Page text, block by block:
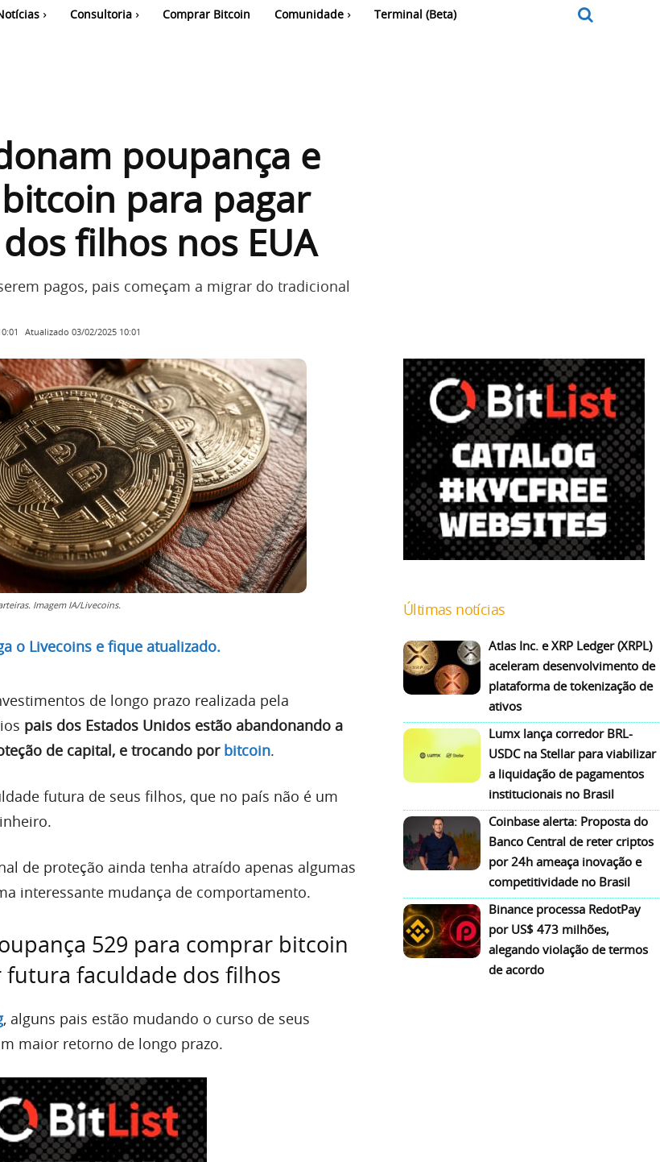
Consultoria Comprar Bitcoin Comunidade Terminal (Beta)
poupança e
para pagar
filhos nos EUA
pagos, pais começam a migrar do tradicional
Atualizado 03/02/2025 10:01
Imagem IA/Livecoins.
o Livecoins e fique atualizado.
de longo prazo realizada pela
pais dos Estados Unidos estão abandonando a
de capital, e trocando por bitcoin.
futura de seus filhos, que no país não é um
de proteção ainda tenha atraído apenas algumas
interessante mudança de comportamento.
529 para comprar bitcoin
futura faculdade dos filhos
, alguns pais estão mudando o curso de seus
maior retorno de longo prazo.
Últimas notícias
Atlas Inc. e XRP Ledger (XRPL)
aceleram desenvolvimento de
plataforma de tokenização de
ativos
Lumx lança corredor BRL-
USDC na Stellar para viabilizar
a liquidação de pagamentos
institucionais no Brasil
Coinbase alerta: Proposta do
Banco Central de reter criptos
por 24h ameaça inovação e
competitividade no Brasil
Binance processa RedotPay
por US$ 473 milhões,
alegando violação de termos
de acordo